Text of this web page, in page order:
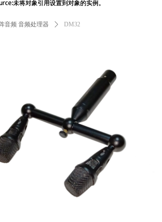
音频 音频处理器 ꄲ DM32
未将对象引用设置到对象的实例。
未将对象引用设置到对象的实例。